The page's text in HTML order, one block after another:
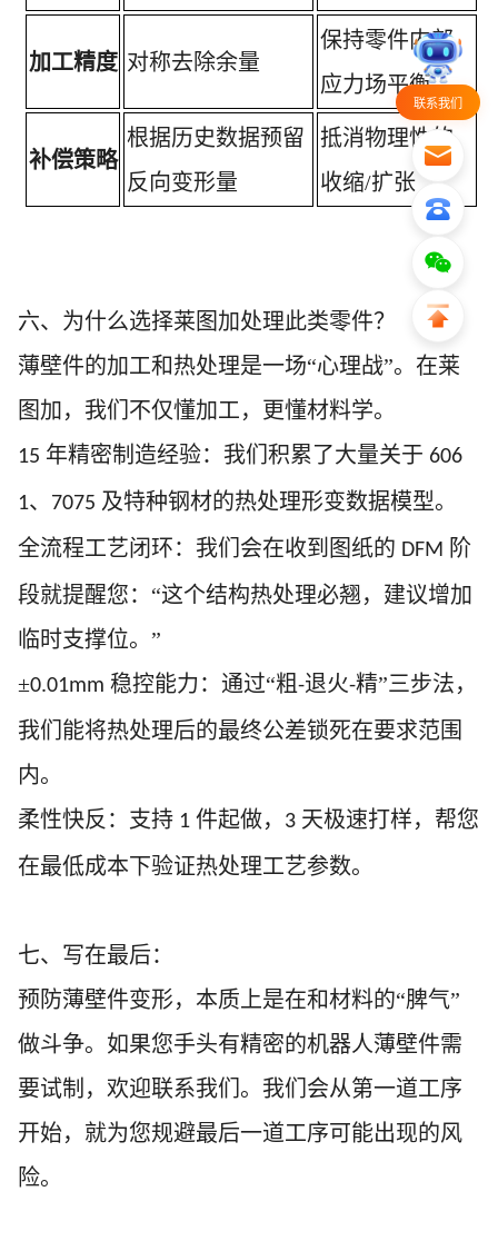
加工精度 对称去除余量
保持零件内部
应力场平衡
补偿策略
根据历史数据预留
反向变形量
抵消物理性的
收缩/扩张
六、为什么选择莱图加处理此类零件？
薄壁件的加工和热处理是一场“心理战”。在莱
图加，我们不仅懂加工，更懂材料学。
15 年精密制造经验：我们积累了大量关于 606
1、 7075 及特种钢材的热处理形变数据模型。
全流程工艺闭环：我们会在收到图纸的 DFM 阶
段就提醒您：“这个结构热处理必翘，建议增加
临时支撑位。”
±0.01mm 稳控能力：通过“粗 -退火-精”三步法，
我们能将热处理后的最终公差锁死在要求范围
内。
柔性快反：支持 1 件起做， 3 天极速打样，帮您
在最低成本下验证热处理工艺参数。
七、写在最后：
预防薄壁件变形，本质上是在和材料的“脾气”
做斗争。如果您手头有精密的机器人薄壁件需
要试制，欢迎联系我们。我们会从第一道工序
开始，就为您规避最后一道工序可能出现的风
险。
联系我们